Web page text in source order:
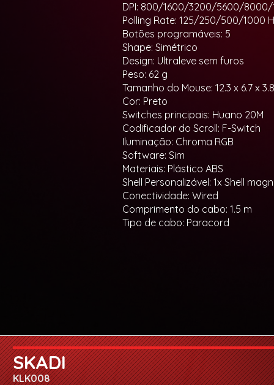
DPI: 800/1600/3200/5600/8000/
Polling Rate: 125/250/500/1000
Botões programáveis: 5
Shape: Simétrico
Design: Ultraleve sem furos
Peso: 62 g
Tamanho do Mouse: 12.3 x 6.7 x
Cor: Preto
Switches principais: Huano 20M
Codificador do Scroll: F-Switch
Iluminação: Chroma RGB
Software: Sim
Materiais: Plástico ABS
Shell Personalizável: 1x Shell
Conectividade: Wired
Comprimento do cabo: 1.5 m
Tipo de cabo: Paracord
SKADI
KLK008